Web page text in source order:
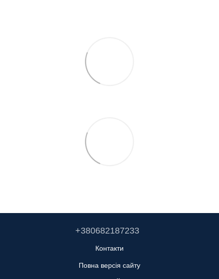
+380682187233
Контакти
Повна версія сайту